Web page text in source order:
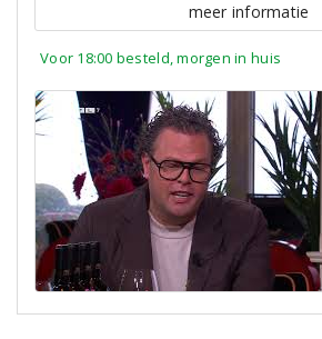
meer informatie
Voor 18:00 besteld, morgen in huis